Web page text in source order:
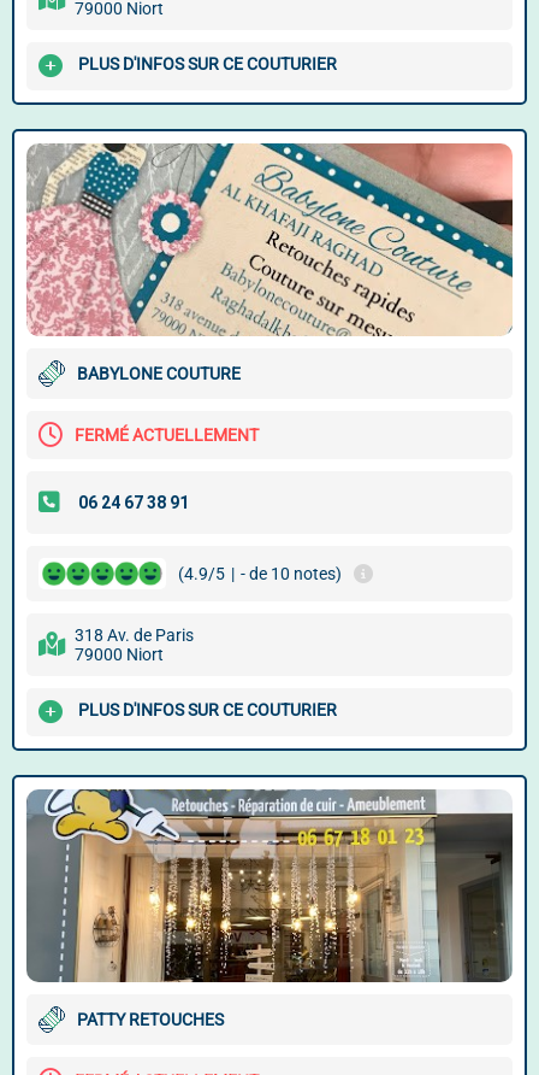
79000 Niort
PLUS D'INFOS SUR CE COUTURIER
BABYLONE COUTURE
FERMÉ ACTUELLEMENT
(4.9/5 | - de 10 notes)
318 Av. de Paris
79000 Niort
PLUS D'INFOS SUR CE COUTURIER
PATTY RETOUCHES